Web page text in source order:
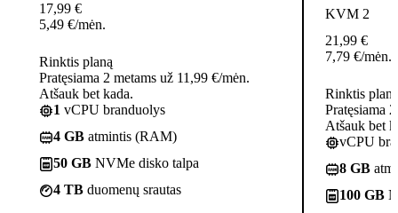
17,99 €
5,49 €/mėn.
Rinktis planą
Pratęsiama 2 metams už 11,99 €/mėn.
Atšauk bet kada.
1 vCPU branduolys
4 GB atmintis (RAM)
50 GB NVMe disko talpa
4 TB duomenų srautas
KVM 2
21,99 €
7,79 €/mėn.
Rinktis planą
Pratęsiama
Atšauk bet
vCPU
8 GB
100 GB